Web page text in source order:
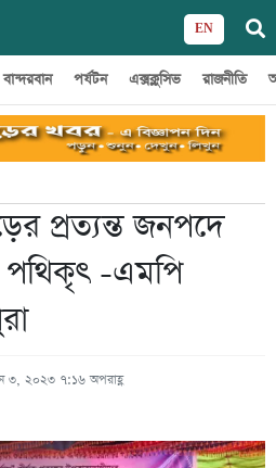
EN
বান্দরবান পর্যটন এক্সক্লুসিভ রাজনীতি
প্রত্যন্ত জনপদে
-এমপি
৩, ২০২৩ ৭:১৬ অপরাহ্ণ